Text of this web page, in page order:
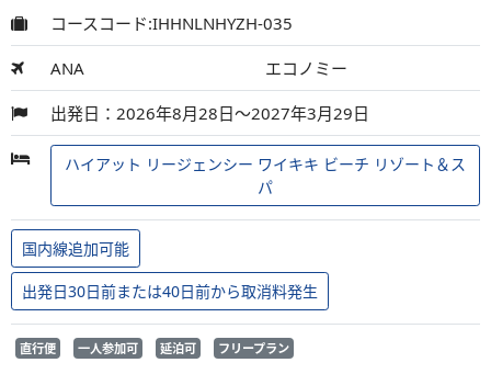
コースコード:IHHNLNHYZH-035
ANA エコノミー
出発日：2026年8月28日～2027年3月29日
ハイアット リージェンシー ワイキキ ビーチ リゾート＆ス
パ
国内線追加可能
出発日30日前または40日前から取消料発生
直行便 一人参加可 延泊可 フリープラン